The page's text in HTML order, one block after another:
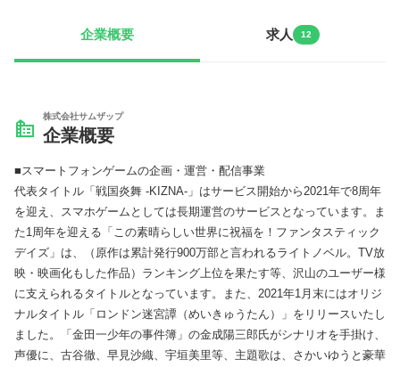
企業概要 求人 12
株式会社サムザップ
企業概要
■スマートフォンゲームの企画・運営・配信事業
代表タイトル「戦国炎舞 -KIZNA-」はサービス開始から2021年で8周年
を迎え、スマホゲームとしては長期運営のサービスとなっています。ま
た1周年を迎える「この素晴らしい世界に祝福を！ファンタスティック
デイズ」は、（原作は累計発行900万部と言われるライトノベル。TV放
映・映画化もした作品）ランキング上位を果たす等、沢山のユーザー様
に支えられるタイトルとなっています。また、2021年1月末にはオリジ
ナルタイトル「ロンドン迷宮譚（めいきゅうたん）」をリリースいたし
ました。「金田一少年の事件簿」の金成陽三郎氏がシナリオを手掛け、
声優に、古谷徹、早見沙織、宇垣美里等、主題歌は、さかいゆうと豪華